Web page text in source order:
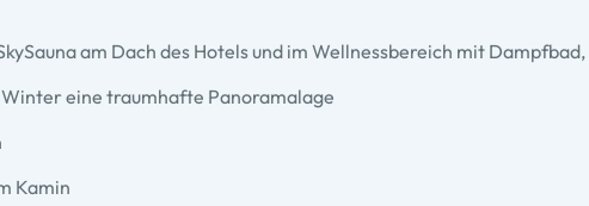
am Dach des Hotels und im Wellnessbereich mit
eine traumhafte Panoramalage
Kamin